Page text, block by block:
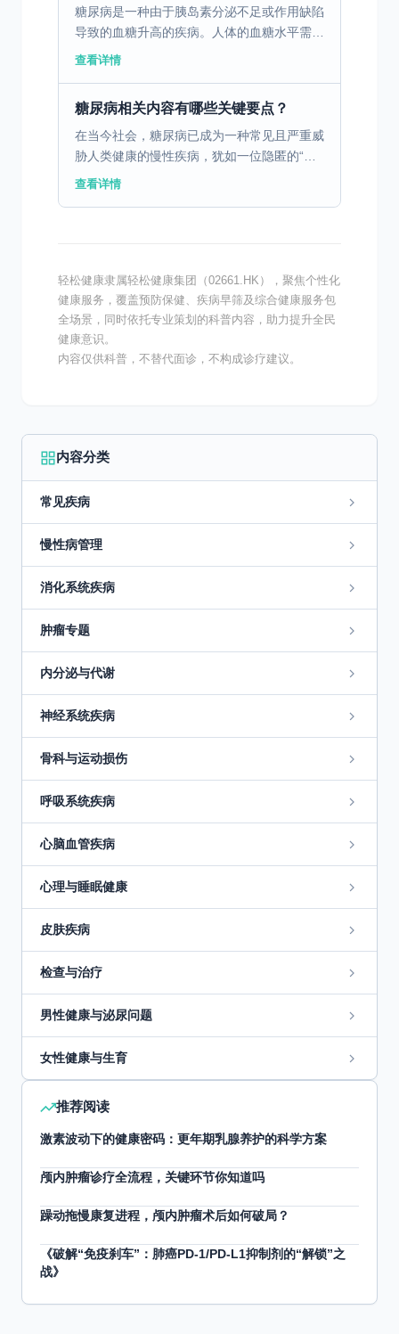
糖尿病是一种由于胰岛素分泌不足或作用缺陷
导致的血糖升高的疾病。人体的血糖水平需要
保持在一定的范围内，才能保证身体各个器官
查看详情
糖尿病相关内容有哪些关键要点？
在当今社会，糖尿病已成为一种常见且严重威
胁人类健康的慢性疾病，犹如一位隐匿的“甜
蜜杀手”，悄然影响着无数人的生活质量与生
查看详情
轻松健康隶属轻松健康集团（02661.HK），聚焦个性化
健康服务，覆盖预防保健、疾病早筛及综合健康服务包
全场景，同时依托专业策划的科普内容，助力提升全民
健康意识。
内容仅供科普，不替代面诊，不构成诊疗建议。
内容分类
常见疾病
慢性病管理
消化系统疾病
肿瘤专题
内分泌与代谢
神经系统疾病
骨科与运动损伤
呼吸系统疾病
心脑血管疾病
心理与睡眠健康
皮肤疾病
检查与治疗
男性健康与泌尿问题
女性健康与生育
推荐阅读
激素波动下的健康密码：更年期乳腺养护的科学方案
颅内肿瘤诊疗全流程，关键环节你知道吗
躁动拖慢康复进程，颅内肿瘤术后如何破局？
《破解“免疫刹车”：肺癌PD-1/PD-L1抑制剂的“解锁”之
战》